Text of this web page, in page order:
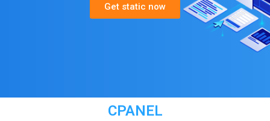
Get static now
CPANEL